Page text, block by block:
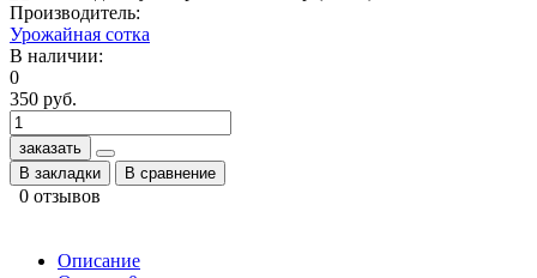
Производитель:
Урожайная сотка
В наличии:
0
350 руб.
заказать
В закладки
В сравнение
0 отзывов
Описание